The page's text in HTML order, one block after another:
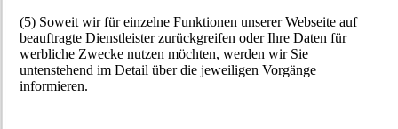
(5) Soweit wir für einzelne Funktionen unserer Webseite auf
beauftragte Dienstleister zurückgreifen oder Ihre Daten für
werbliche Zwecke nutzen möchten, werden wir Sie
untenstehend im Detail über die jeweiligen Vorgänge
informieren.